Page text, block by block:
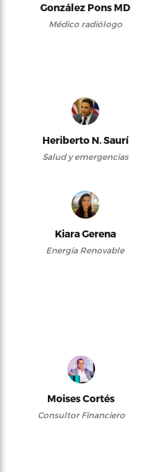
González Pons MD
Médico radiólogo
Heriberto N. Saurí
Salud y emergencias
Kiara Gerena
Energía Renovable
Moises Cortés
Consultor Financiero